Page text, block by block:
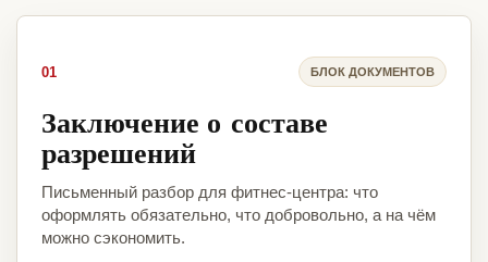
01 БЛОК ДОКУМЕНТОВ
Заключение о составе
разрешений
Письменный разбор для фитнес-центра: что
оформлять обязательно, что добровольно, а на чём
можно сэкономить.